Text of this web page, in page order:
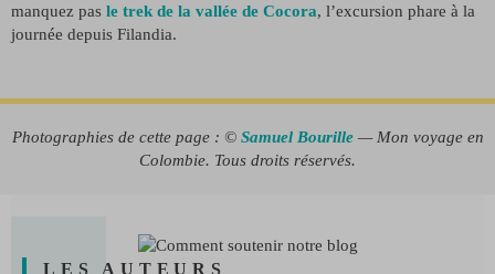
manquez pas le trek de la vallée de Cocora, l’excursion phare à la
journée depuis Filandia.
Photographies de cette page : © Samuel Bourille— Mon voyage en
Colombie. Tous droits réservés.
LES AUTEURS